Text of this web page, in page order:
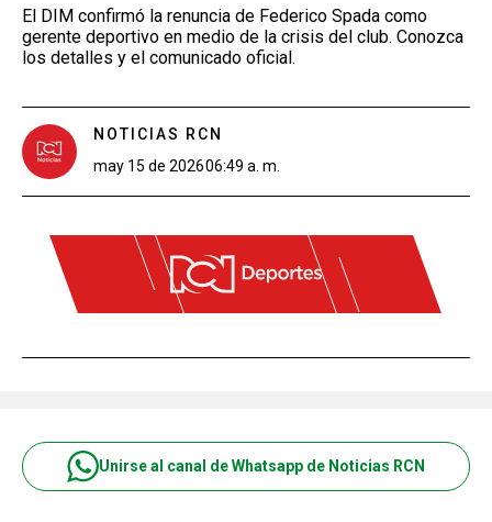
El DIM confirmó la renuncia de Federico Spada como
gerente deportivo en medio de la crisis del club. Conozca
los detalles y el comunicado oficial.
NOTICIAS RCN
may 15 de 202606:49 a. m.
Unirse al canal de Whatsapp de Noticias RCN